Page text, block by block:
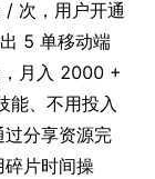
次，用户开通
5 单移动端
月入 2000 +
能、不用投入
分享资源完
碎片时间操